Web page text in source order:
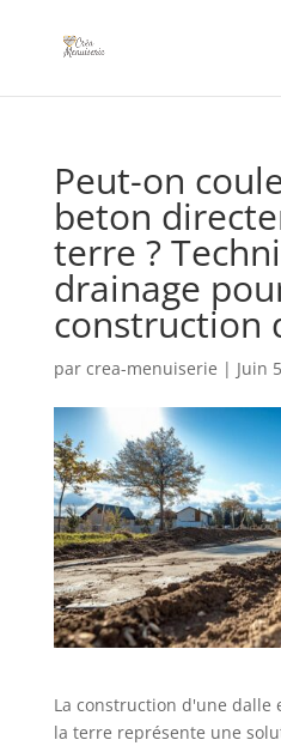
Peut-on
beton
terre ?
drainage
construction
par crea-menuiserie | Juin
La construction d'une
la terre représente une